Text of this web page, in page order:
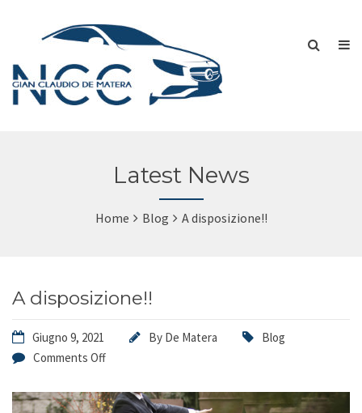
Latest News
Home Blog A disposizione!!
A disposizione!!
Giugno 9, 2021 By De Matera
Blog
Comments Off